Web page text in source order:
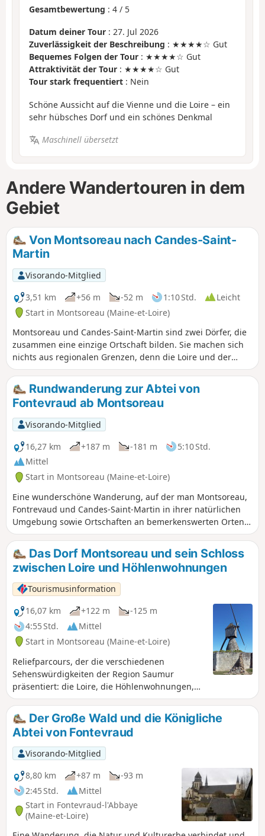
Gesamtbewertung : 4 / 5
Datum deiner Tour : 27. Jul 2026
Zuverlässigkeit der Beschreibung : ★★★★☆ Gut
Bequemes Folgen der Tour : ★★★★☆ Gut
Attraktivität der Tour : ★★★★☆ Gut
Tour stark frequentiert : Nein
Schöne Aussicht auf die Vienne und die Loire – ein
sehr hübsches Dorf und ein schönes Denkmal
Maschinell übersetzt
Andere Wandertouren in dem
Gebiet
Von Montsoreau nach Candes-Saint-
Martin
Visorando-Mitglied
3,51 km
+56 m -52 m 1:10 Std.
Leicht
Start in Montsoreau (Maine-et-Loire)
Montsoreau und Candes-Saint-Martin sind zwei Dörfer, die
zusammen eine einzige Ortschaft bilden. Sie machen sich
nichts aus regionalen Grenzen, denn die Loire und der
Hang verbinden sie.Auf dieser Route kann man die Reihe
weißer Häuser entlang des Flusses und den Zusammenfluss
mit der Vienne entdecken.Ein Spaziergang, den man bei
Sonnenaufgang unternehmen sollte, um das Licht auf den
Fassaden in vollen Zügen zu genießen. Achtung: Eine
aktuelle Meldung (Juni 2026) weist auf eine Unterbrechung
der Route hin, vermutlich aufgrund eines Erdrutschs
oberhalb von Candes-St-Martin (noch zu bestätigen).
Rundwanderung zur Abtei von
Fontevraud ab Montsoreau
Visorando-Mitglied
16,27 km
+187 m -181 m
5:10 Std.
Mittel
Start in Montsoreau (Maine-et-Loire)
Eine wunderschöne Wanderung, auf der man Montsoreau,
Fontrevaud und Candes-Saint-Martin in ihrer natürlichen
Umgebung sowie Ortschaften an bemerkenswerten Orten
entdecken kann. Die Rundwanderung erfolgt gegen den
Uhrzeigersinn auf dem Hügel, um eine angenehme Strecke
durch den Wald und Ausblicke auf das rechte Ufer der Loire
zu genießen.
Das Dorf Montsoreau und sein Schloss
zwischen Loire und Höhlenwohnungen
Tourismusinformation
16,07 km
+122 m
-125 m
4:55 Std.
Mittel
Start in Montsoreau (Maine-et-Loire)
Reliefparcours, der die verschiedenen
Sehenswürdigkeiten der Region Saumur
präsentiert: die Loire, die Höhlenwohnungen,
die Weinberge im Wechsel mit Wald- und
Feuchtgebieten. Achtung, der Weg ist bei
Hochwasser der Loire und/oder starken
Niederschlägen unbegehbar.
Der Große Wald und die Königliche
Abtei von Fontevraud
Visorando-Mitglied
8,80 km
+87 m
-93 m
2:45 Std.
Mittel
Start in Fontevraud-l'Abbaye
(Maine-et-Loire)